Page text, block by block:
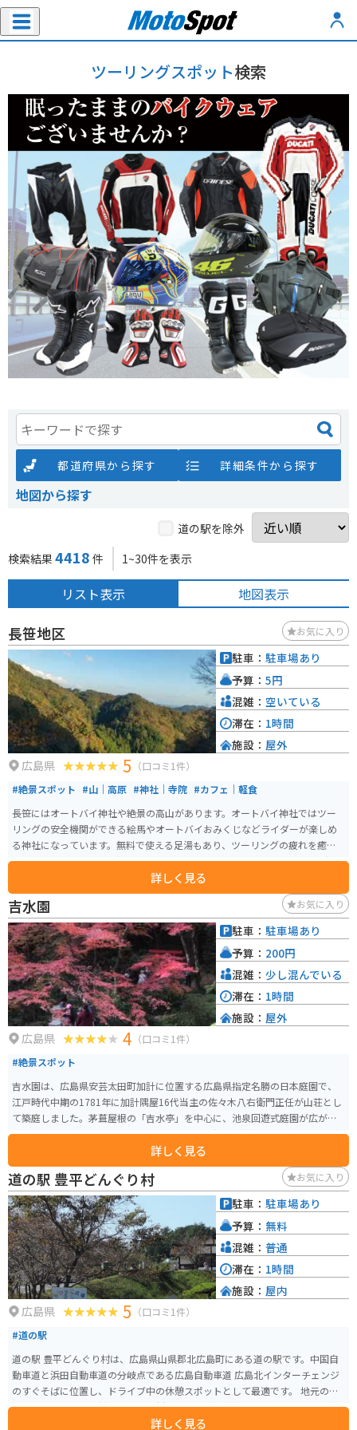
ツーリングスポット検索
都道府県から探す 詳細条件から探す
地図から探す
道の駅を除外
検索結果 4418 件 1~30件を表示
リスト表示 地図表示
長笹地区 お気に入り
広島県 5 （口コミ1件）
#絶景スポット #山｜高原 #神社｜寺院 #カフェ｜軽食
長笹にはオートバイ神社や絶景の高山があります。オートバイ神社ではツー
リングの安全機関ができる絵馬やオートバイおみくじなどライダーが楽しめ
る神社になっています。無料で使える足湯もあり、ツーリングの疲れを癒す
ことができます。食事を摂ることもできます。 周辺の山々は、ツーリングや
写真撮影にもってこいの絶景スポットが多数あります。
詳しく見る
駐車： 駐車場あり
予算： 5円
混雑： 空いている
滞在： 1時間
施設： 屋外
吉水園 お気に入り
広島県 4 （口コミ1件）
#絶景スポット
吉水園は、広島県安芸太田町加計に位置する広島県指定名勝の日本庭園で、
江戸時代中期の1781年に加計隅屋16代当主の佐々木八右衛門正任が山荘とし
て築庭しました。茅葺屋根の「吉水亭」を中心に、池泉回遊式庭園が広が
り、遠望には太田川と山並みが望める美しい景観が特徴です。著名な俳人や
作家も訪れたこの庭園は、毎年6月と11月に一般公開され、春には県の天然記
念物「モリアオガエル」、秋には紅葉の名所として多くの人々が訪れます。
公開時期には、歴史的建造物とともに四季折々の自然美を楽しめる貴重な機
会となっています。
詳しく見る
駐車： 駐車場あり
予算： 200円
混雑： 少し混んでいる
滞在： 1時間
施設： 屋外
道の駅 豊平どんぐり村 お気に入り
広島県 5 （口コミ1件）
#道の駅
道の駅 豊平どんぐり村は、広島県山県郡北広島町にある道の駅です。中国自
動車道と浜田自動車道の分岐点である広島自動車道 広島北インターチェンジ
のすぐそばに位置し、ドライブ中の休憩スポットとして最適です。 地元の特
産品を販売する物産館や、地元食材を使った料理が楽しめるレストラン、軽
食コーナーがあります。中でも、地元産の新鮮な野菜や果物は人気です。ま
詳しく見る
駐車： 駐車場あり
予算： 無料
混雑： 普通
滞在： 1時間
施設： 屋内